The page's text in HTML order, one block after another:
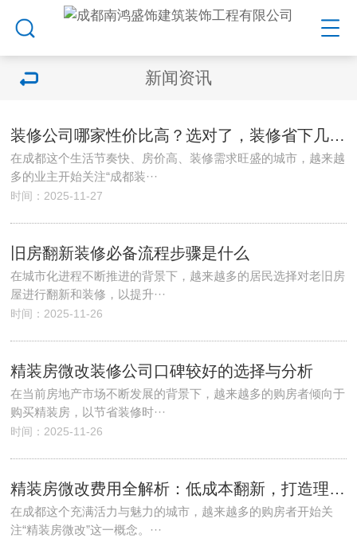
新闻资讯
装修公司哪家性价比高？选对了，装修省下几万不是梦！
在成都这个生活节奏快、房价高、装修需求旺盛的城市，越来越
多的业主开始关注“成都装···
时间：2025-11-27
旧房翻新装修必备流程步骤是什么
在城市化进程不断推进的背景下，越来越多的居民选择对老旧房
屋进行翻新和装修，以提升···
时间：2025-11-26
精装房微改装修公司口碑较好的选择与分析
在当前房地产市场不断发展的背景下，越来越多的购房者倾向于
购买精装房，以节省装修时···
时间：2025-11-26
精装房微改费用全解析：低成本翻新，打造理想家居！
在成都这个充满活力与魅力的城市，越来越多的购房者开始关
注“精装房微改”这一概念。···